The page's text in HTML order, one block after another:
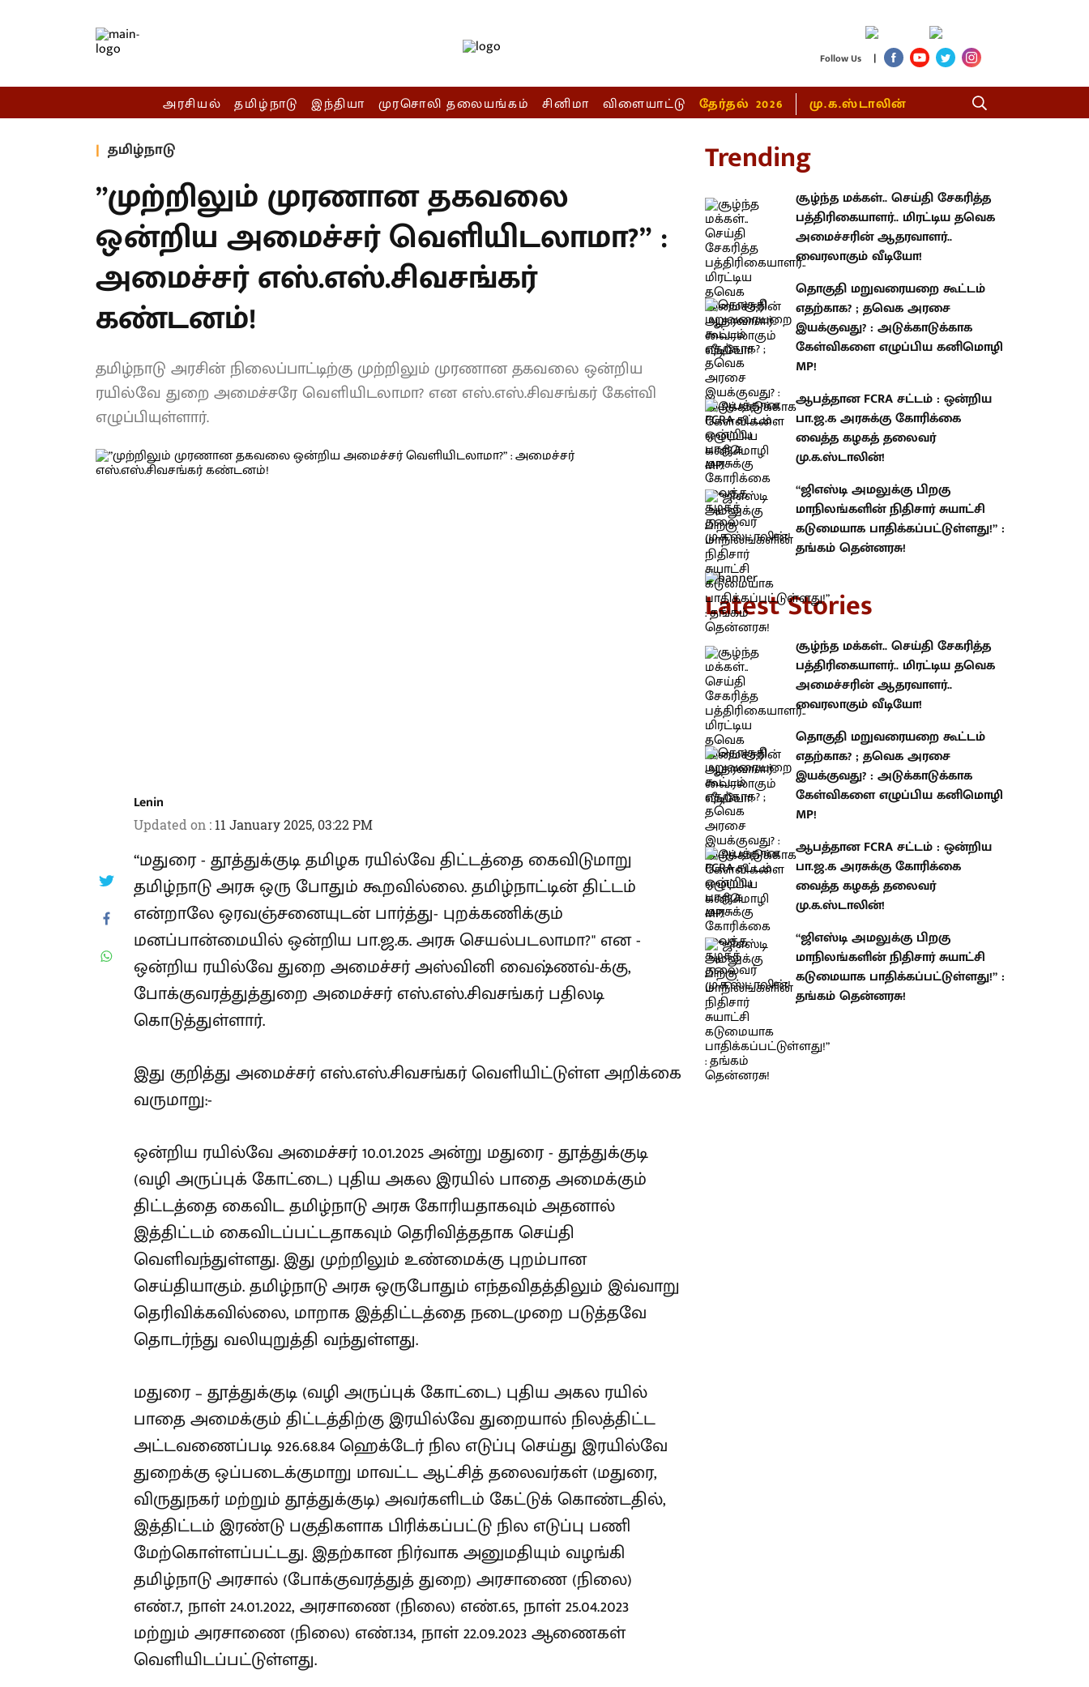
Follow Us |
அரசியல் தமிழ்நாடு இந்தியா முரசொலி தலையங்கம் சினிமா விளையாட்டு தேர்தல் 2026 மு.க.ஸ்டாலின்
தமிழ்நாடு
”முற்றிலும் முரணான தகவலை
ஒன்றிய அமைச்சர் வெளியிடலாமா?” :
அமைச்சர் எஸ்.எஸ்.சிவசங்கர்
கண்டனம்!
தமிழ்நாடு அரசின் நிலைப்பாட்டிற்கு முற்றிலும் முரணான தகவலை ஒன்றிய
ரயில்வே துறை அமைச்சரே வெளியிடலாமா? என எஸ்.எஸ்.சிவசங்கர் கேள்வி
எழுப்பியுள்ளார்.
Lenin
Updated on : 11 January 2025, 03:22 PM
“மதுரை - தூத்துக்குடி தமிழக ரயில்வே திட்டத்தை கைவிடுமாறு
தமிழ்நாடு அரசு ஒரு போதும் கூறவில்லை. தமிழ்நாட்டின் திட்டம்
என்றாலே ஒரவஞ்சனையுடன் பார்த்து- புறக்கணிக்கும்
மனப்பான்மையில் ஒன்றிய பா.ஜ.க. அரசு செயல்படலாமா?" என -
ஒன்றிய ரயில்வே துறை அமைச்சர் அஸ்வினி வைஷ்ணவ்-க்கு,
போக்குவரத்துத்துறை அமைச்சர் எஸ்.எஸ்.சிவசங்கர் பதிலடி
கொடுத்துள்ளார்.
இது குறித்து அமைச்சர் எஸ்.எஸ்.சிவசங்கர் வெளியிட்டுள்ள அறிக்கை
வருமாறு:-
ஒன்றிய ரயில்வே அமைச்சர் 10.01.2025 அன்று மதுரை - தூத்துக்குடி
(வழி அருப்புக் கோட்டை) புதிய அகல இரயில் பாதை அமைக்கும்
திட்டத்தை கைவிட தமிழ்நாடு அரசு கோரியதாகவும் அதனால்
இத்திட்டம் கைவிடப்பட்டதாகவும் தெரிவித்ததாக செய்தி
வெளிவந்துள்ளது. இது முற்றிலும் உண்மைக்கு புறம்பான
செய்தியாகும். தமிழ்நாடு அரசு ஒருபோதும் எந்தவிதத்திலும் இவ்வாறு
தெரிவிக்கவில்லை, மாறாக இத்திட்டத்தை நடைமுறை படுத்தவே
தொடர்ந்து வலியுறுத்தி வந்துள்ளது.
மதுரை – தூத்துக்குடி (வழி அருப்புக் கோட்டை) புதிய அகல ரயில்
பாதை அமைக்கும் திட்டத்திற்கு இரயில்வே துறையால் நிலத்திட்ட
அட்டவணைப்படி 926.68.84 ஹெக்டேர் நில எடுப்பு செய்து இரயில்வே
துறைக்கு ஒப்படைக்குமாறு மாவட்ட ஆட்சித் தலைவர்கள் (மதுரை,
விருதுநகர் மற்றும் தூத்துக்குடி) அவர்களிடம் கேட்டுக் கொண்டதில்,
இத்திட்டம் இரண்டு பகுதிகளாக பிரிக்கப்பட்டு நில எடுப்பு பணி
மேற்கொள்ளப்பட்டது. இதற்கான நிர்வாக அனுமதியும் வழங்கி
தமிழ்நாடு அரசால் (போக்குவரத்துத் துறை) அரசாணை (நிலை)
எண்.7, நாள் 24.01.2022, அரசாணை (நிலை) எண்.65, நாள் 25.04.2023
மற்றும் அரசாணை (நிலை) எண்.134, நாள் 22.09.2023 ஆணைகள்
வெளியிடப்பட்டுள்ளது.
Trending
சூழ்ந்த மக்கள்.. செய்தி சேகரித்த
பத்திரிகையாளர்.. மிரட்டிய தவெக
அமைச்சரின் ஆதரவாளர்..
வைரலாகும் வீடியோ!
தொகுதி மறுவரையறை கூட்டம்
எதற்காக? ; தவெக அரசை
இயக்குவது? : அடுக்காடுக்காக
கேள்விகளை எழுப்பிய கனிமொழி
MP!
ஆபத்தான FCRA சட்டம் : ஒன்றிய
பா.ஜ.க அரசுக்கு கோரிக்கை
வைத்த கழகத் தலைவர்
மு.க.ஸ்டாலின்!
“ஜிஎஸ்டி அமலுக்கு பிறகு
மாநிலங்களின் நிதிசார் சுயாட்சி
கடுமையாக பாதிக்கப்பட்டுள்ளது!” :
தங்கம் தென்னரசு!
Latest Stories
சூழ்ந்த மக்கள்.. செய்தி சேகரித்த
பத்திரிகையாளர்.. மிரட்டிய தவெக
அமைச்சரின் ஆதரவாளர்..
வைரலாகும் வீடியோ!
தொகுதி மறுவரையறை கூட்டம்
எதற்காக? ; தவெக அரசை
இயக்குவது? : அடுக்காடுக்காக
கேள்விகளை எழுப்பிய கனிமொழி
MP!
ஆபத்தான FCRA சட்டம் : ஒன்றிய
பா.ஜ.க அரசுக்கு கோரிக்கை
வைத்த கழகத் தலைவர்
மு.க.ஸ்டாலின்!
“ஜிஎஸ்டி அமலுக்கு பிறகு
மாநிலங்களின் நிதிசார் சுயாட்சி
கடுமையாக பாதிக்கப்பட்டுள்ளது!” :
தங்கம் தென்னரசு!